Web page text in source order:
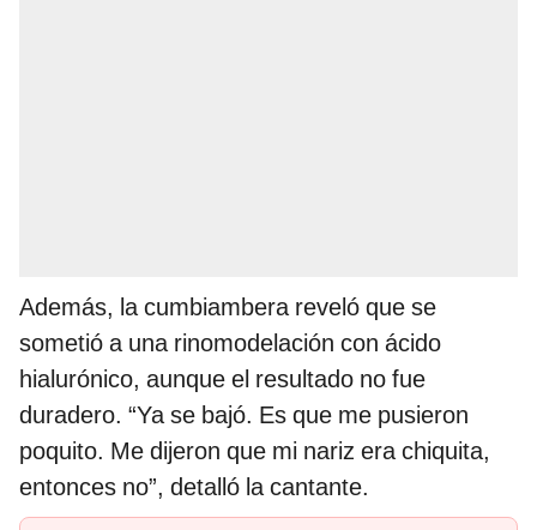
Además, la cumbiambera reveló que se
sometió a una rinomodelación con ácido
hialurónico, aunque el resultado no fue
duradero. “Ya se bajó. Es que me pusieron
poquito. Me dijeron que mi nariz era chiquita,
entonces no”, detalló la cantante.